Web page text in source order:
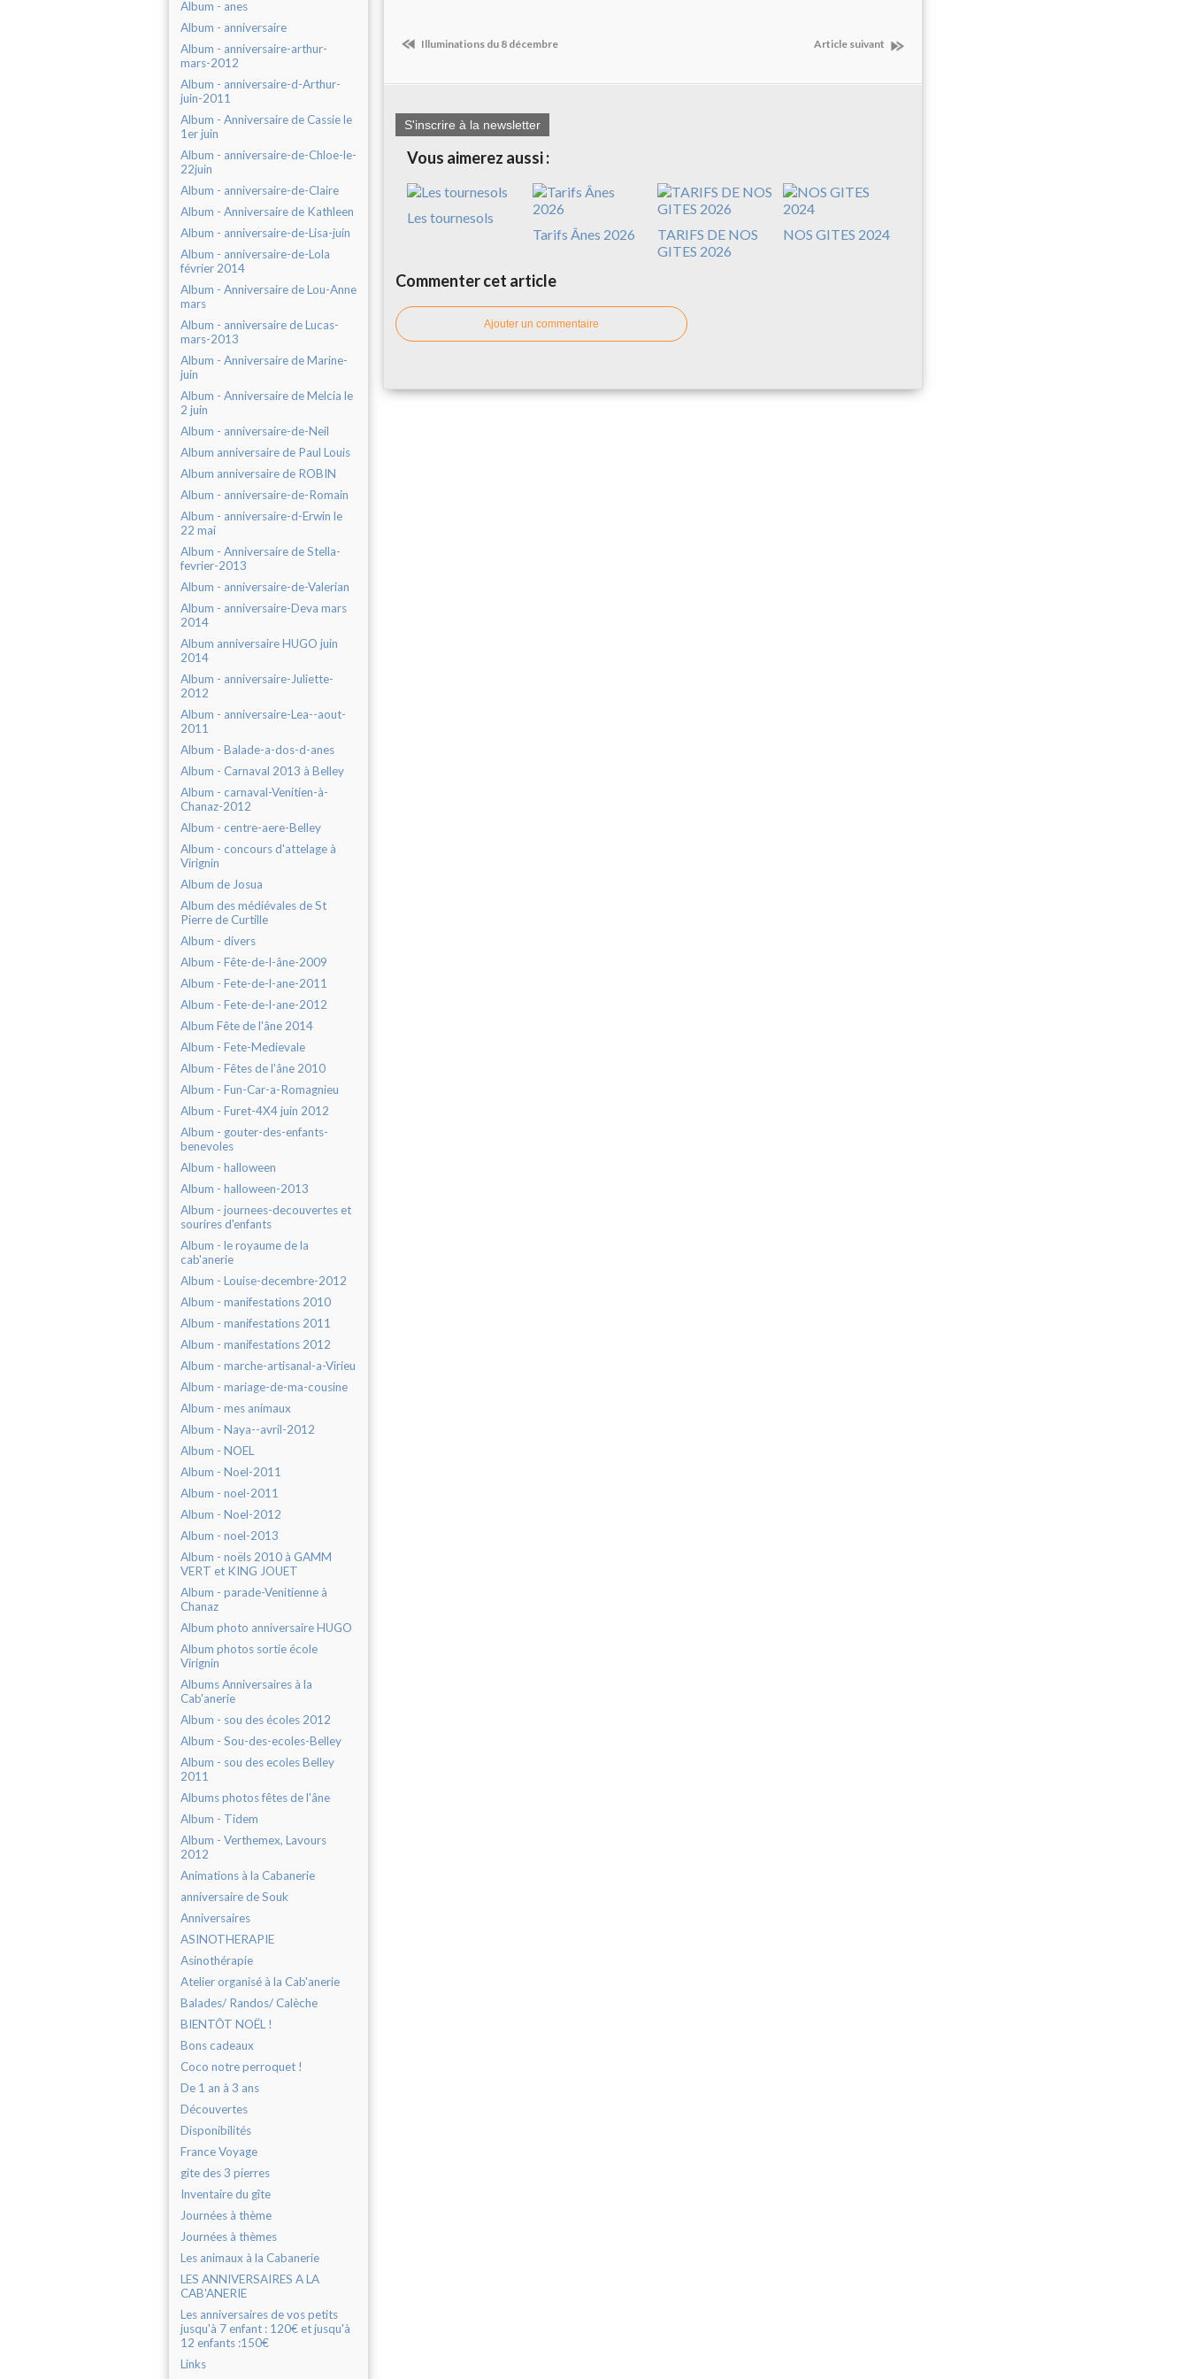
Album - anes
Album - anniversaire
Album - anniversaire-arthur-
mars-2012
Album - anniversaire-d-Arthur-
juin-2011
Album - Anniversaire de Cassie le
1er juin
Album - anniversaire-de-Chloe-le-
22juin
Album - anniversaire-de-Claire
Album - Anniversaire de Kathleen
Album - anniversaire-de-Lisa-juin
Album - anniversaire-de-Lola
février 2014
Album - Anniversaire de Lou-Anne
mars
Album - anniversaire de Lucas-
mars-2013
Album - Anniversaire de Marine-
juin
Album - Anniversaire de Melcia le
2 juin
Album - anniversaire-de-Neil
Album anniversaire de Paul Louis
Album anniversaire de ROBIN
Album - anniversaire-de-Romain
Album - anniversaire-d-Erwin le
22 mai
Album - Anniversaire de Stella-
fevrier-2013
Album - anniversaire-de-Valerian
Album - anniversaire-Deva mars
2014
Album anniversaire HUGO juin
2014
Album - anniversaire-Juliette-
2012
Album - anniversaire-Lea--aout-
2011
Album - Balade-a-dos-d-anes
Album - Carnaval 2013 à Belley
Album - carnaval-Venitien-à-
Chanaz-2012
Album - centre-aere-Belley
Album - concours d'attelage à
Virignin
Album de Josua
Album des médiévales de St
Pierre de Curtille
Album - divers
Album - Fête-de-l-âne-2009
Album - Fete-de-l-ane-2011
Album - Fete-de-l-ane-2012
Album Fête de l'âne 2014
Album - Fete-Medievale
Album - Fêtes de l'âne 2010
Album - Fun-Car-a-Romagnieu
Album - Furet-4X4 juin 2012
Album - gouter-des-enfants-
benevoles
Album - halloween
Album - halloween-2013
Album - journees-decouvertes et
sourires d'enfants
Album - le royaume de la
cab'anerie
Album - Louise-decembre-2012
Album - manifestations 2010
Album - manifestations 2011
Album - manifestations 2012
Album - marche-artisanal-a-Virieu
Album - mariage-de-ma-cousine
Album - mes animaux
Album - Naya--avril-2012
Album - NOEL
Album - Noel-2011
Album - noel-2011
Album - Noel-2012
Album - noel-2013
Album - noëls 2010 à GAMM
VERT et KING JOUET
Album - parade-Venitienne à
Chanaz
Album photo anniversaire HUGO
Album photos sortie école
Virignin
Albums Anniversaires à la
Cab'anerie
Album - sou des écoles 2012
Album - Sou-des-ecoles-Belley
Album - sou des ecoles Belley
2011
Albums photos fêtes de l'âne
Album - Tidem
Album - Verthemex, Lavours
2012
Animations à la Cabanerie
anniversaire de Souk
Anniversaires
ASINOTHERAPIE
Asinothérapie
Atelier organisé à la Cab'anerie
Balades/ Randos/ Calèche
BIENTÔT NOËL !
Bons cadeaux
Coco notre perroquet !
De 1 an à 3 ans
Découvertes
Disponibilités
France Voyage
gite des 3 pierres
Inventaire du gîte
Journées à thème
Journées à thèmes
Les animaux à la Cabanerie
LES ANNIVERSAIRES A LA
CAB'ANERIE
Les anniversaires de vos petits
jusqu'à 7 enfant : 120€ et jusqu'à
12 enfants :150€
Links
Illuminations du 8 décembre Article suivant
S'inscrire à la newsletter
Vous aimerez aussi :
Les tournesols
Tarifs Ânes 2026
TARIFS DE NOS
GITES 2026
NOS GITES 2024
Commenter cet article
Ajouter un commentaire